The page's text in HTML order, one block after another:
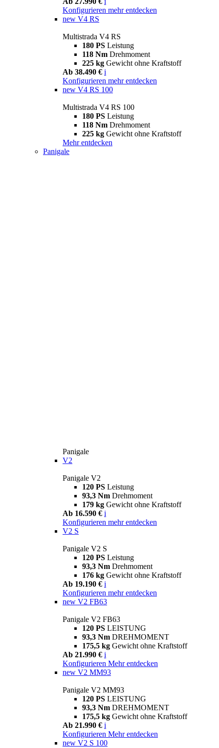
Konfigurieren mehr entdecken
new V4 RS
Multistrada V4 RS
180 PS Leistung
118 Nm Drehmoment
225 kg Gewicht ohne Kraftstoff
Ab 38.490 € i
Konfigurieren mehr entdecken
new V4 RS 100
Multistrada V4 RS 100
180 PS Leistung
118 Nm Drehmoment
225 kg Gewicht ohne Kraftstoff
Mehr entdecken
Panigale
Panigale
V2
Panigale V2
120 PS Leistung
93,3 Nm Drehmoment
179 kg Gewicht ohne Kraftstoff
Ab 16.590 € i
Konfigurieren mehr entdecken
V2 S
Panigale V2 S
120 PS Leistung
93,3 Nm Drehmoment
176 kg Gewicht ohne Kraftstoff
Ab 19.190 € i
Konfigurieren mehr entdecken
new V2 FB63
Panigale V2 FB63
120 PS LEISTUNG
93,3 Nm DREHMOMENT
175,5 kg Gewicht ohne Kraftstoff
Ab 21.990 € i
Konfigurieren Mehr entdecken
new V2 MM93
Panigale V2 MM93
120 PS LEISTUNG
93,3 Nm DREHMOMENT
175,5 kg Gewicht ohne Kraftstoff
Ab 21.990 € i
Konfigurieren Mehr entdecken
new V2 S 100